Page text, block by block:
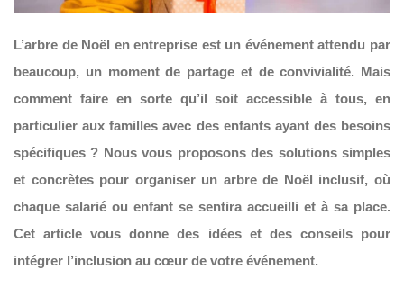
L’arbre de Noël en entreprise est un événement attendu par
beaucoup, un moment de partage et de convivialité. Mais
comment faire en sorte qu’il soit accessible à tous, en
particulier aux familles avec des enfants ayant des besoins
spécifiques ? Nous vous proposons des solutions simples
et concrètes pour organiser un arbre de Noël inclusif, où
chaque salarié ou enfant se sentira accueilli et à sa place.
Cet article vous donne des idées et des conseils pour
intégrer l’inclusion au cœur de votre événement.